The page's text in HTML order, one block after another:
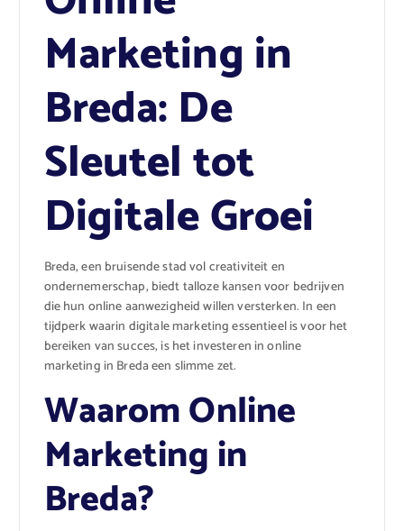
Marketing in
Breda: De
Sleutel tot
Digitale Groei
Breda, een bruisende stad vol creativiteit en
ondernemerschap, biedt talloze kansen voor bedrijven
die hun online aanwezigheid willen versterken. In een
tijdperk waarin digitale marketing essentieel is voor het
bereiken van succes, is het investeren in online
marketing in Breda een slimme zet.
Waarom Online
Marketing in
Breda?